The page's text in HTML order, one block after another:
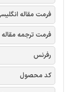
فرمت مقاله
فرمت ترجمه مقاله
رفرنس
کد محصول